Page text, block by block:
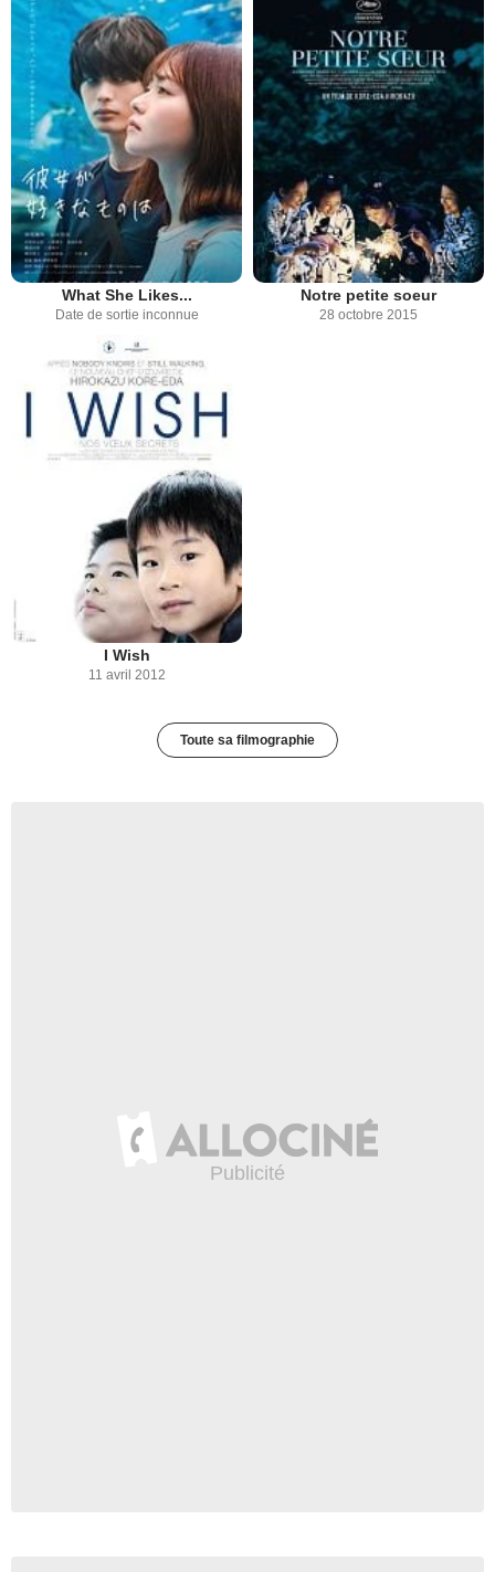
What She Likes...
Date de sortie inconnue
Notre petite soeur
28 octobre 2015
I Wish
11 avril 2012
Toute sa filmographie